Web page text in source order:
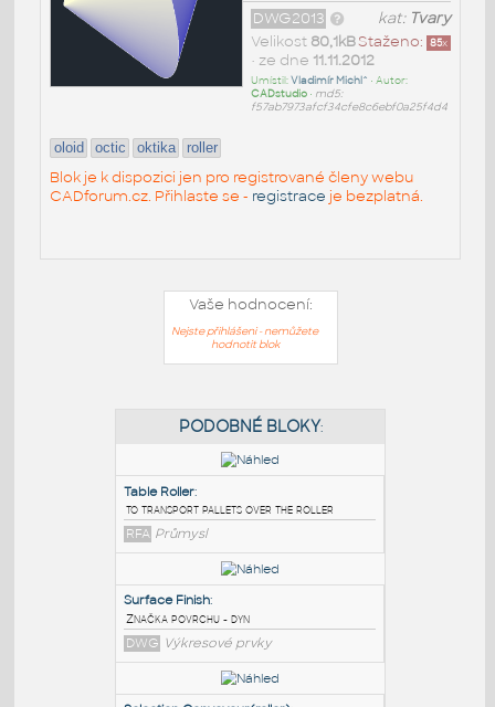
kat: Tvary
DWG2013
Staženo: 85x
Velikost 80,1kB
• ze dne 11.11.2012
Umístil:Vladimír Michl^ • Autor:
CADstudio• md5:
f57ab7973afcf34cfe8c6ebf0a25f4d4
oloid octic oktika roller
Blok je k dispozici jen pro registrované členy webu
CADforum.cz. Přihlaste se - registrace je bezplatná.
Vaše hodnocení:
Nejste přihlášeni - nemůžete
hodnotit blok
PODOBNÉ BLOKY
Table Roller:
to transport pallets over the roller